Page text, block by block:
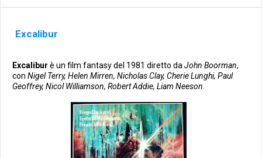
Excalibur
Excalibur è un film fantasy del 1981 diretto da John Boorman,
con Nigel Terry, Helen Mirren, Nicholas Clay, Cherie Lunghi, Paul
Geoffrey, Nicol Williamson, Robert Addie, Liam Neeson